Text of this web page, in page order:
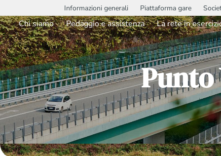
Informazioni generali Piattaforma gare
Chi siamo Pedaggio e assistenza La rete in
Punto